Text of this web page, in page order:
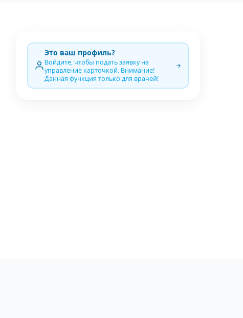
Это ваш профиль?
Войдите, чтобы подать заявку на
управление карточкой. Внимание!
Данная функция только для врачей!